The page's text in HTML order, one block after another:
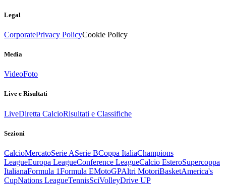
Legal
CorporatePrivacy PolicyCookie Policy
Media
VideoFoto
Live e Risultati
LiveDiretta CalcioRisultati e Classifiche
Sezioni
CalcioMercatoSerie ASerie BCoppa ItaliaChampions
LeagueEuropa LeagueConference LeagueCalcio EsteroSupercoppa
ItalianaFormula 1Formula EMotoGPAltri MotoriBasketAmerica's
CupNations LeagueTennisSciVolleyDrive UP